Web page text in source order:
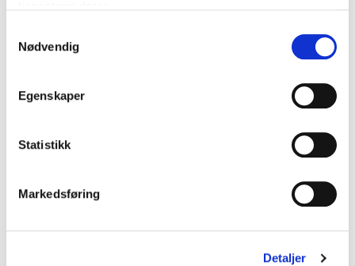
Nødvendig
Egenskaper
Statistikk
Markedsføring
Detaljer